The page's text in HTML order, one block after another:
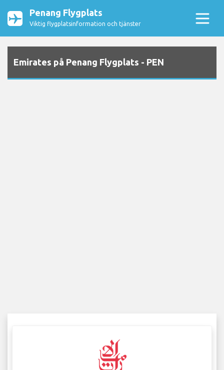
Penang Flygplats
Viktig flygplatsinformation och tjänster
Emirates på Penang Flygplats - PEN